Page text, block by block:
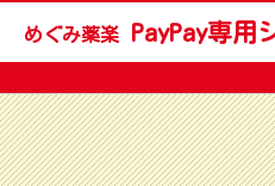
めぐみ薬楽 PayPay専用